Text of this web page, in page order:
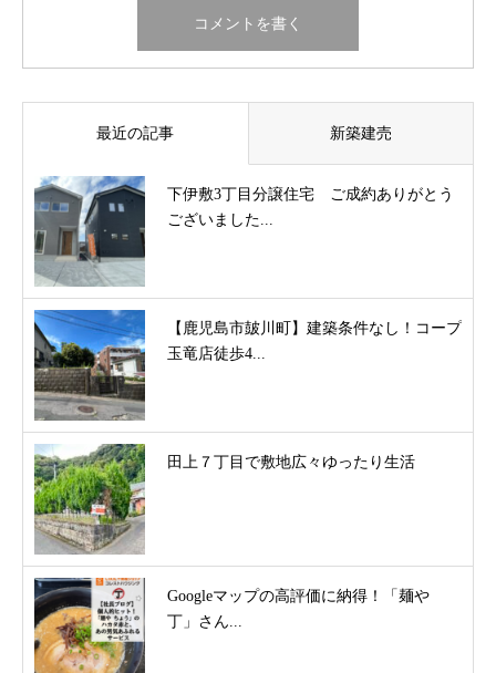
最近の記事 新築建売
下伊敷3丁目分譲住宅 ご成約ありがとう
ございました...
【鹿児島市皷川町】建築条件なし！コープ
玉竜店徒歩4...
田上７丁目で敷地広々ゆったり生活
Googleマップの高評価に納得！「麺や
丁」さん...